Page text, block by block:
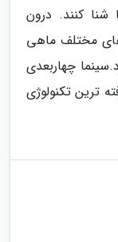
کنند. درون
های مختلف ماهی
چهاربعدی
ترین تکنولوژی